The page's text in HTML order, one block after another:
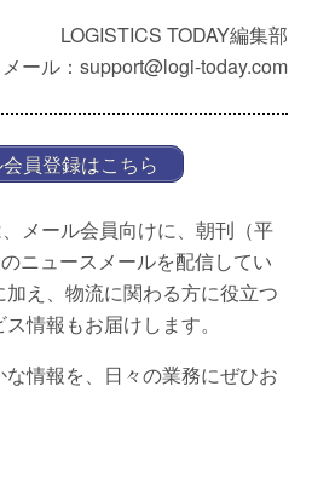
LOGISTICS TODAY編集部
メール：support@logi-today.com
員登録はこちら
メール会員向けに、朝刊（平
ニュースメールを配信してい
え、物流に関わる方に役立つ
情報もお届けします。
情報を、日々の業務にぜひお